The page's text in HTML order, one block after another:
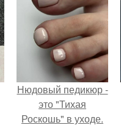
Нюдовый педикюр -
это "Тихая
Роскошь" в уходе.